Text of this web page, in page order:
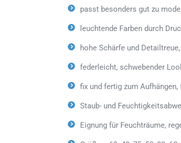
passt besonders gut zu
leuchtende Farben durch
hohe Schärfe und
federleicht, schwebender
fix und fertig zum
Staub- und
Eignung für Feuchträume,